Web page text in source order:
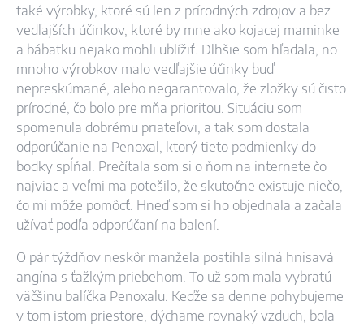
také výrobky, ktoré sú len z prírodných zdrojov a bez
vedľajších účinkov, ktoré by mne ako kojacej maminke
a bábätku nejako mohli ublížiť. Dlhšie som hľadala, no
mnoho výrobkov malo vedľajšie účinky buď
nepreskúmané, alebo negarantovalo, že zložky sú čisto
prírodné, čo bolo pre mňa prioritou. Situáciu som
spomenula dobrému priateľovi, a tak som dostala
odporúčanie na Penoxal, ktorý tieto podmienky do
bodky spĺňal. Prečítala som si o ňom na internete čo
najviac a veľmi ma potešilo, že skutočne existuje niečo,
čo mi môže pomôcť. Hneď som si ho objednala a začala
užívať podľa odporúčaní na balení.
O pár týždňov neskôr manžela postihla silná hnisavá
angína s ťažkým priebehom. To už som mala vybratú
väčšinu balíčka Penoxalu. Keďže sa denne pohybujeme
v tom istom priestore, dýchame rovnaký vzduch, bola